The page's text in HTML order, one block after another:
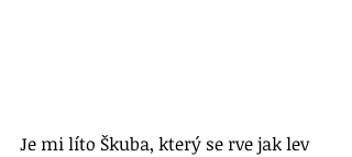
Je mi líto Škuba, který se rve jak lev